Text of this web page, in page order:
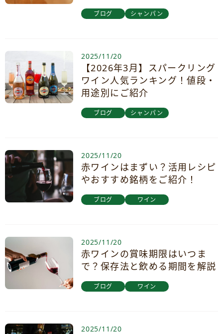
ブログ シャンパン
2025/11/20
【2026年3月】スパークリング
ワイン人気ランキング！値段・
用途別にご紹介
ブログ シャンパン
2025/11/20
赤ワインはまずい？活用レシピ
やおすすめ銘柄をご紹介！
ブログ ワイン
2025/11/20
赤ワインの賞味期限はいつま
で？保存法と飲める期間を解説
ブログ ワイン
2025/11/20